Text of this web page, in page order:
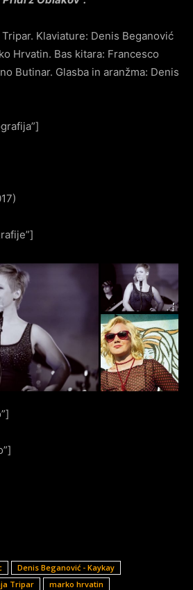
Klaviature: Denis Beganović
Hrvatin. Bas kitara: Francesco
Butinar. Glasba in aranžma: Denis
Denis Beganović - Kaykay
Tripar
marko hrvatin